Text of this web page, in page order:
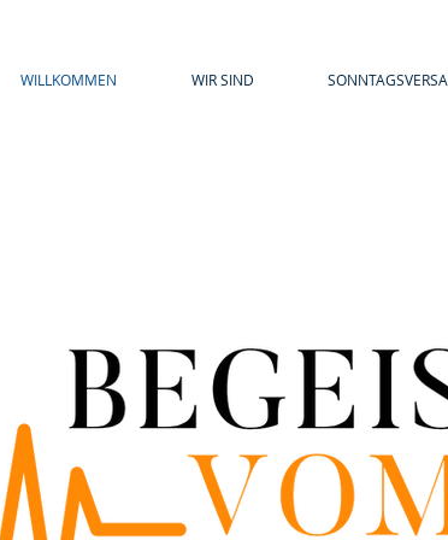
WILLKOMMEN WIR SIND